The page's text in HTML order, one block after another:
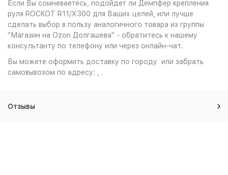
Если Вы сомневаетесь, подойдет ли Демпфер крепления
руля ROCKOT R11/X300 для Ваших целей, или лучше
сделать выбор в пользу аналогичного товара из группы
"Магазин на Ozon Долгашева" - обратитесь к нашему
консультанту по телефону или через онлайн-чат.
Вы можете оформить доставку по городу или забрать
самовывозом по адресу: , .
Отзывы